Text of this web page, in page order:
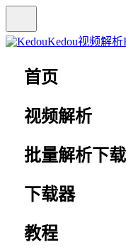
Kedou视频解析
首页
视频解析
批量解析下载
下载器
教程